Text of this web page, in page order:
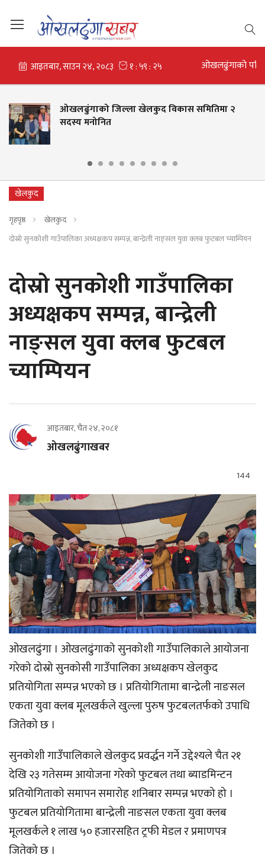
ओखलढुंगाको
ओखलढुंगाको जिल्ला खेलकुद विकास समितिमा २
सदस्य मनोनित
खेलकुद
गृहपृष्ठ
खेलकुद
दोस्रो सुनकोशी गाउँपालिका अध्यक्षकप सम्पन्न, बान्द्रेली नाङ्सल युवा क्लब फुटबल च्याम्पियन
दोस्रो सुनकोशी गाउँपालिका
अध्यक्षकप सम्पन्न, बान्द्रेली
नाङ्सल युवा क्लब फुटबल
च्याम्पियन
आइतबार, चैत २४, २०८१
ओखलढुंगाखबर
144
ओखलढुंगा । ओखलढुंगाको सुनकोशी गाउँपालिकाले आयोजना
गरेको दोस्रो सुनकोसी गाउँपालिका अध्यक्षकप खेलकुद
प्रतियोगिता सम्पन्न भएको छ । प्रतियोगितामा बान्द्रेली नाङसल
एकता युवा क्लब मूलखर्कले खुल्ला पुरुष फुटबलतर्फको उपाधि
जितेको छ ।
सुनकोशी गाउँपालिकाले खेलकुद प्रवर्द्धन गर्ने उद्देश्यले चैत २१
देखि २३ गतेसम्म आयोजना गरेको फुटबल तथा ब्याडमिन्टन
प्रतियोगिताको समापन समारोह शनिबार सम्पन्न भएको हो ।
फुटबल प्रतियोगितामा बान्द्रेली नाङसल एकता युवा क्लब
मूलखर्कले १ लाख ५० हजारसहित ट्रफी मेडल र प्रमाणपत्र
जितेको छ ।